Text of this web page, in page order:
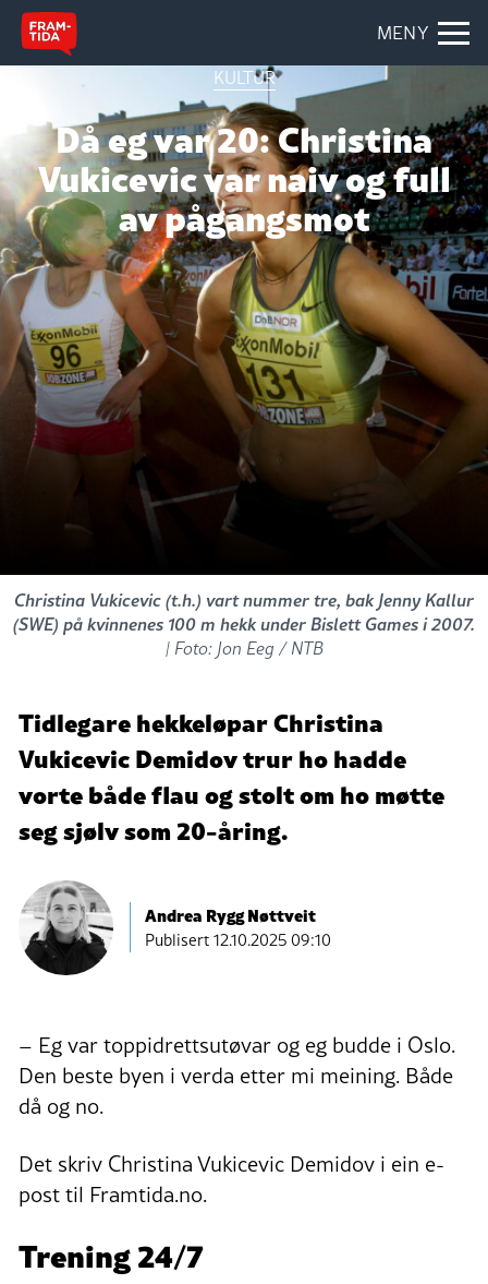
MENY
KULTUR
Då eg var 20: Christina
Vukicevic var naiv og full
av pågangsmot
Christina Vukicevic (t.h.) vart nummer tre, bak Jenny Kallur
(SWE) på kvinnenes 100 m hekk under Bislett Games i 2007.
| Foto: Jon Eeg / NTB
Tidlegare hekkeløpar Christina
Vukicevic Demidov trur ho hadde
vorte både flau og stolt om ho møtte
seg sjølv som 20-åring.
Andrea Rygg Nøttveit
Publisert12.10.2025 09:10
– Eg var toppidrettsutøvar og eg budde i Oslo.
Den beste byen i verda etter mi meining. Både
då og no.
Det skriv ChristinaVukicevic Demidov i ein e-
post til Framtida.no.
Trening 24/7